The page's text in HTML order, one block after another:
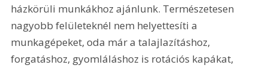
házkörüli munkákhoz ajánlunk. Természetesen
nagyobb felületeknél nem helyettesíti a
munkagépeket, oda már a talajlazításhoz,
forgatáshoz, gyomláláshoz is rotációs kapákat,